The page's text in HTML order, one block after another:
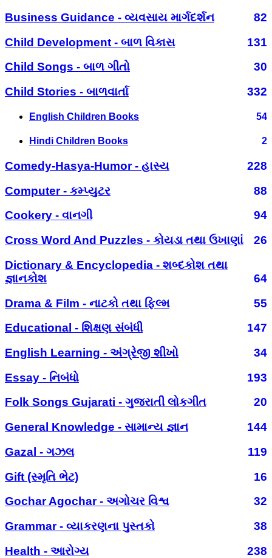
Business Guidance - વ્યવસાય માર્ગદર્શન
82
Child Development - બાળ વિકાસ
131
Child Songs - બાળ ગીતો
30
Child Stories - બાળવાર્તા
332
English Children Books 54
Hindi Children Books 2
Comedy-Hasya-Humor - હાસ્ય
228
Computer - કમ્પ્યુટર
88
Cookery - વાનગી
94
Cross Word And Puzzles - કોયડા તથા ઉખાણાં
26
Dictionary & Encyclopedia - શબ્દકોશ તથા
જ્ઞાનકોશ
64
Drama & Film - નાટકો તથા ફિલ્મ
55
Educational - શિક્ષણ સંબંધી
147
English Learning - અંગ્રેજી શીખો
34
Essay - નિબંધો
193
Folk Songs Gujarati - ગુજરાતી લોકગીત
20
General Knowledge - સામાન્ય જ્ઞાન
144
Gazal - ગઝલ
119
Gift (સ્મૃતિ ભેટ)
16
Gochar Agochar - અગોચર વિશ્વ
32
Grammar - વ્યાકરણના પુસ્તકો
38
Health - આરોગ્ય
238